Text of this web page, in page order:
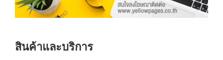
สินค้าและบริการ